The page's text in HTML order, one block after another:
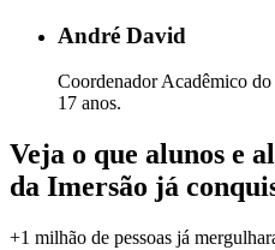
André David
Coordenador Acadêmico
17 anos.
Veja o que alunos e
da Imersão já
+1 milhão de pessoas já